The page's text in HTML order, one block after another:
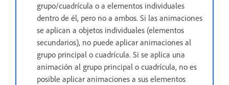
grupo/cuadrícula o a elementos individuales
dentro de él, pero no a ambos. Si las animaciones
se aplican a objetos individuales (elementos
secundarios), no puede aplicar animaciones al
grupo principal o cuadrícula. Si se aplica una
animación al grupo principal o cuadrícula, no es
posible aplicar animaciones a sus elementos